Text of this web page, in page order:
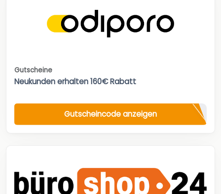
Gutscheine
Neukunden erhalten 160€ Rabatt
Gutscheincode anzeigen